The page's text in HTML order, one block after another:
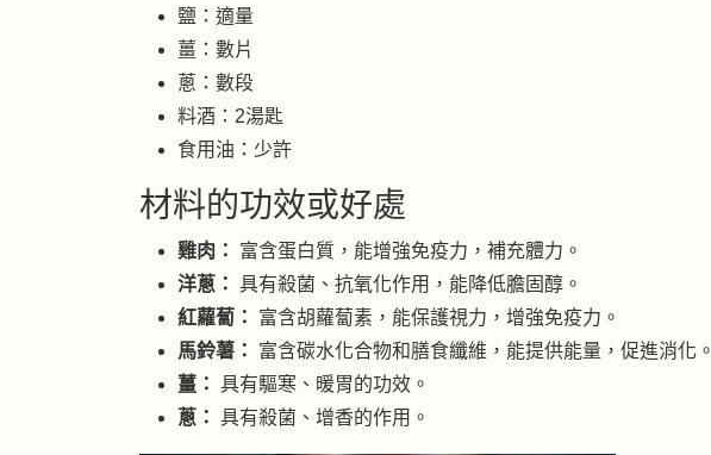
鹽：適量
薑：數片
蔥：數段
料酒：2湯匙
食用油：少許
材料的功效或好處
雞肉：
富含蛋白質，能增強免疫力，補充體力。
洋蔥： 具有殺菌、抗氧化作用，能降低膽固醇。
紅蘿蔔：
富含胡蘿蔔素，能保護視力，增強免疫力。
馬鈴薯：
富含碳水化合物和膳食纖維，能提供能量，促進消化。
薑： 具有驅寒、暖胃的功效。
蔥： 具有殺菌、增香的作用。